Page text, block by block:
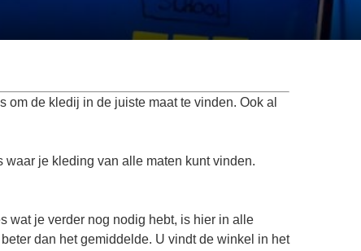
de kledij in de juiste maat te vinden. Ook al
je kleding van alle maten kunt vinden.
wat je verder nog nodig hebt, is hier in alle
dan het gemiddelde. U vindt de winkel in het